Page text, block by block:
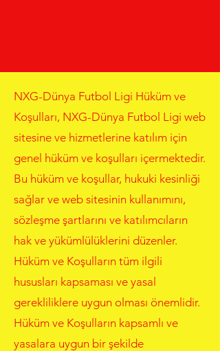
NXG-Dünya Futbol Ligi Hüküm ve
Koşulları, NXG-Dünya Futbol Ligi web
sitesine ve hizmetlerine katılım için
genel hüküm ve koşulları içermektedir.
Bu hüküm ve koşullar, hukuki kesinliği
sağlar ve web sitesinin kullanımını,
sözleşme şartlarını ve katılımcıların
hak ve yükümlülüklerini düzenler.
Hüküm ve Koşulların tüm ilgili
hususları kapsaması ve yasal
gerekliliklere uygun olması önemlidir.
Hüküm ve Koşulların kapsamlı ve
yasalara uygun bir şekilde